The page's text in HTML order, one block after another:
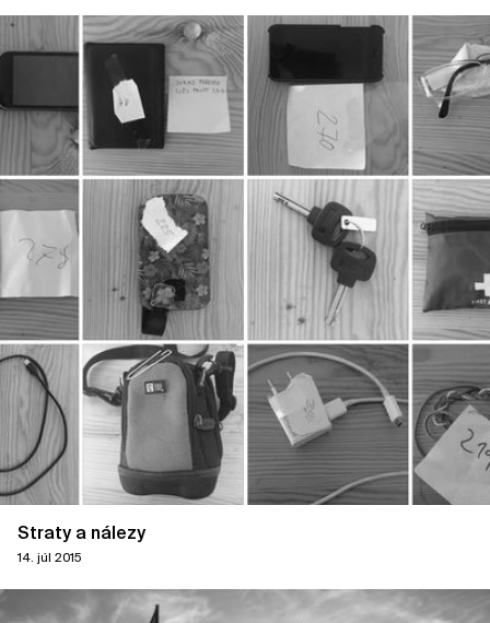
Straty a nálezy
14. júl 2015